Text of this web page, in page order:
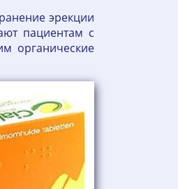
эрекции
пациентам с
органические